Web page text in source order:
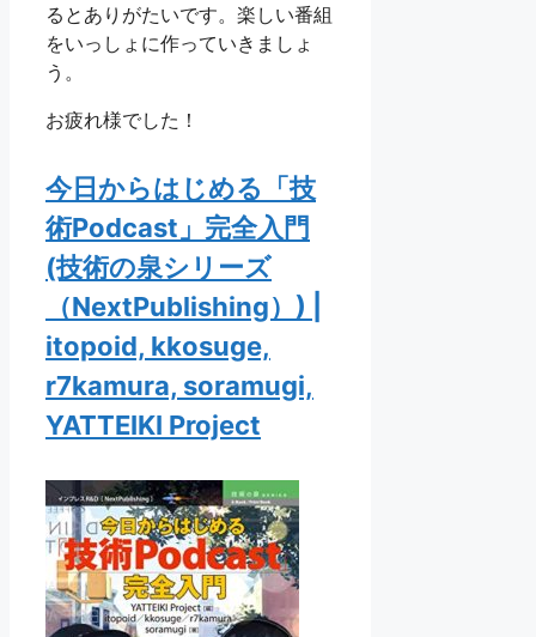
るとありがたいです。楽しい番組
をいっしょに作っていきましょ
う。
お疲れ様でした！
今日からはじめる「技
術Podcast」完全入門
(技術の泉シリーズ
（NextPublishing）) |
itopoid, kkosuge,
r7kamura, soramugi,
YATTEIKI Project